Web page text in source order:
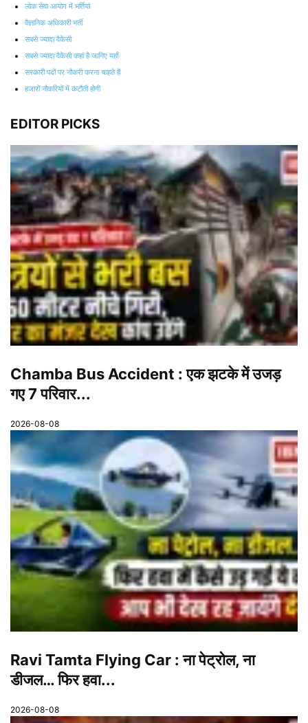
लोक सेवा आयोग में भर्तियां
वैज्ञानिक अधिकारी भर्ती
सबसे ज्‍यादा वैकेंसी
सबसे ज्‍यादा वैकेंसी कहां है जानिए यहाँ
सरकारी पदों पर नौकरी करना चाहते हैं
हजारों नौकरियों में कटौती होगी
EDITOR PICKS
Chamba Bus Accident : एक झटके में उजड़
गए 7 परिवार...
2026-08-08
Ravi Tamta Flying Car : ना पेट्रोल, ना
डीजल… फिर हवा...
2026-08-08